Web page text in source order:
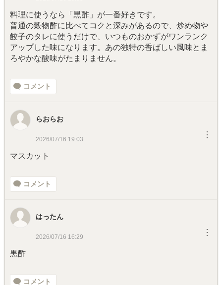
料理に使うなら「黒酢」が一番好きです。
普通の穀物酢に比べてコクと深みがあるので、炒め物や
餃子のタレに使うだけで、いつものおかずがワンランク
アップした味になります。あの独特の香ばしい風味とま
ろやかな酸味がたまりません。
コメント
らおらお
2026/07/16 19:03 ︙
マスカット
コメント
はったん
2026/07/16 16:29 ︙
黒酢
コメント